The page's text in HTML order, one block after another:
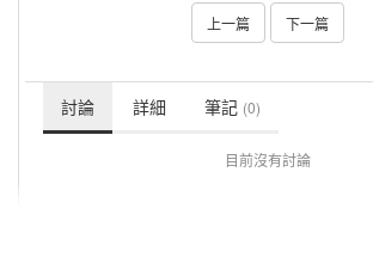
上一篇 下一篇
討論 詳細 筆記 (0)
目前沒有討論